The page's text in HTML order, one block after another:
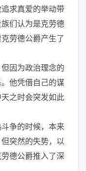
求真爱的举动带
们认为是克劳德
劳德公爵产生了
因为政治理念的
他凭借自己的谋
之时会突发如此
争的时候，本来
突然的失势，以
德公爵推入了深